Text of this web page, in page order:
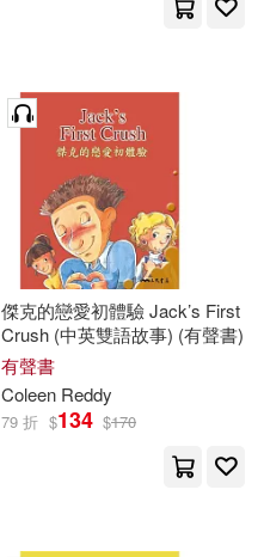
傑克的戀愛初體驗 Jack’s First
Crush (中英雙語故事) (有聲書)
有聲書
Coleen Reddy
79 折 $134 $170